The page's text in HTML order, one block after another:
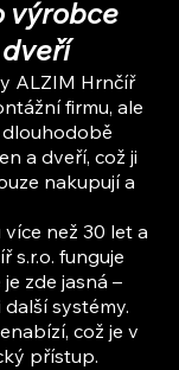
výrobce
ALZIM Hrnčíř
firmu, ale
dlouhodobě
a dveří, což ji
nakupují a
než 30 let a
s.r.o. funguje
zde jasná –
systémy.
což je v
přístup.